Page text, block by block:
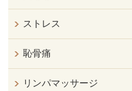
ストレス
恥骨痛
リンパマッサージ